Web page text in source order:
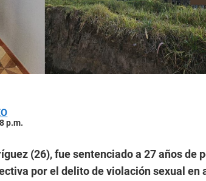
p.m.
(26), fue sentenciado a 27 años de
por el delito de violación sexual en